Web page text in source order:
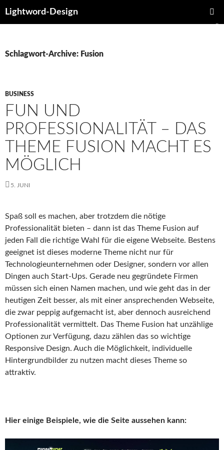
Lightword-Design
Schlagwort-Archive: Fusion
BUSINESS
FUN UND
PROFESSIONALITÄT – DAS
THEME FUSION MACHT ES
MÖGLICH
5. JUNI
Spaß soll es machen, aber trotzdem die nötige
Professionalität bieten – dann ist das Theme Fusion auf
jeden Fall die richtige Wahl für die eigene Webseite. Bestens
geeignet ist dieses moderne Theme nicht nur für
Technologieunternehmen oder Designer, sondern vor allen
Dingen auch Start-Ups. Gerade neu gegründete Firmen
müssen sich einen Namen machen, und wie geht das in der
heutigen Zeit besser, als mit einer ansprechenden Webseite,
die zwar peppig aufgemacht ist, aber dennoch ausreichend
Professionalität vermittelt. Das Theme Fusion hat unzählige
Optionen zur Verfügung, dazu zählen das so wichtige
Responsive Design. Auch die Möglichkeit, individuelle
Hintergrundbilder zu nutzen macht dieses Theme so
attraktiv.
Hier einige Beispiele, wie die Seite aussehen kann: